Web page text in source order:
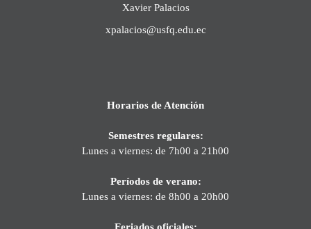
Xavier Palacios
xpalacios@usfq.edu.ec
Horarios de Atención
Semestres regulares:
Lunes a viernes: de 7h00 a 21h00
Períodos de verano:
Lunes a viernes: de 8h00 a 20h00
Feriados oficiales: